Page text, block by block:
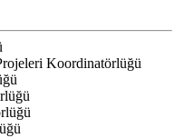
Koordinatörlüğü